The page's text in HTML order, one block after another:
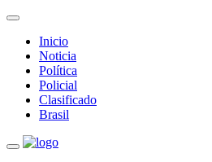
Inicio
Noticia
Política
Policial
Clasificado
Brasil